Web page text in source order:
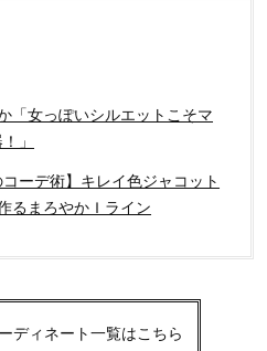
「女っぽいシルエットこそマ
」
コーデ術】キレイ色ジャコット
るまろやかＩライン
ディネート一覧はこちら